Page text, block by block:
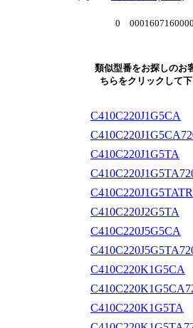
0
類似型番をお探しのお
ちらをクリックして下
C410C220J1G5CA
C410C220J1G5TA
C410C220J1G5TATR
C410C220J2G5TA
C410C220J5G5CA
C410C220K1G5CA
C410C220K1G5TA